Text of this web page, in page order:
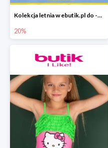
Kolekcja letnia w ebutik.pl do -20%
20%